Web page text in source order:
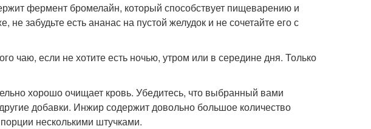
фермент бромелайн, который способствует пищеварению и
забудьте есть ананас на пустой желудок и не сочетайте его с
чаю, если не хотите есть ночью, утром или в середине дня. Только
хорошо очищает кровь. Убедитесь, что выбранный вами
добавки. Инжир содержит довольно большое количество
несколькими штучками.